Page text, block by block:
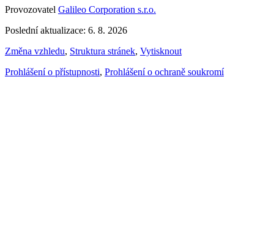
Provozovatel Galileo Corporation s.r.o.
Poslední aktualizace: 6. 8. 2026
Změna vzhledu, Struktura stránek, Vytisknout
Prohlášení o přístupnosti, Prohlášení o ochraně soukromí